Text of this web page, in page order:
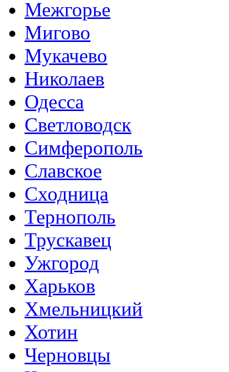
Межгорье
Мигово
Мукачево
Николаев
Одесса
Светловодск
Симферополь
Славское
Сходница
Тернополь
Трускавец
Ужгород
Харьков
Хмельницкий
Хотин
Черновцы